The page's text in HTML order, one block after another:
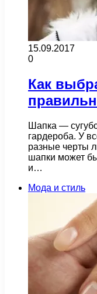
15.09.2017
0
Как
Шапка —
гардероба. У
разные черты
шапки может
и…
Мода и стиль